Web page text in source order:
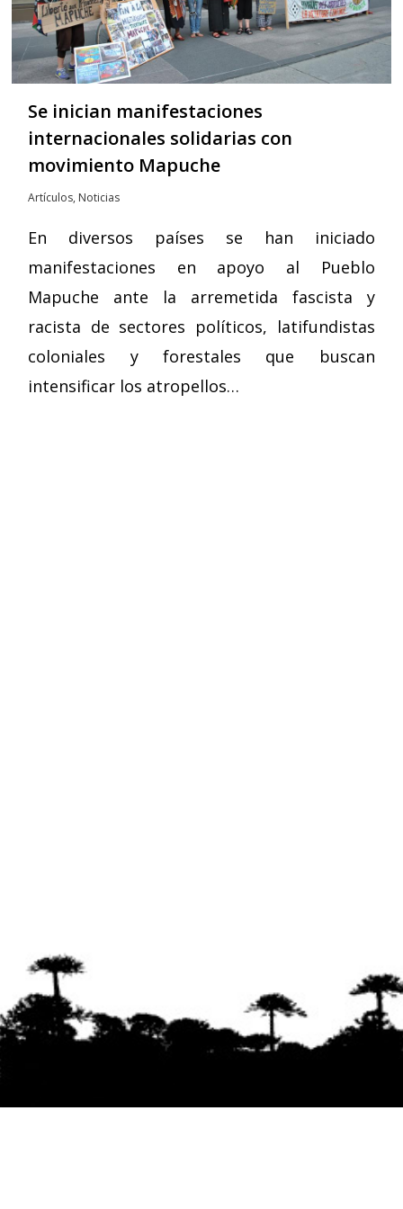
Se inician manifestaciones
internacionales solidarias con
movimiento Mapuche
Artículos, Noticias
En diversos países se han iniciado
manifestaciones en apoyo al Pueblo
Mapuche ante la arremetida fascista y
racista de sectores políticos, latifundistas
coloniales y forestales que buscan
intensificar los atropellos…